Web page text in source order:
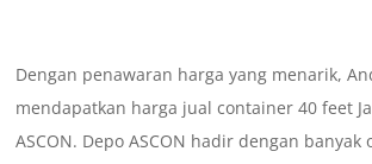
Dengan penawaran harga yang menarik,
mendapatkan harga jual container 40 feet
ASCON. Depo ASCON hadir dengan banyak